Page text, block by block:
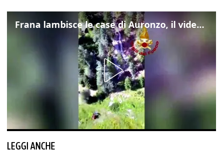
Frana lambisce le case di Auronzo, il video dall'elicottero dei vigili del fuoco
LEGGI ANCHE